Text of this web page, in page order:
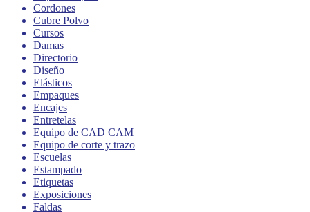
Cordones
Cubre Polvo
Cursos
Damas
Directorio
Diseño
Elásticos
Empaques
Encajes
Entretelas
Equipo de CAD CAM
Equipo de corte y trazo
Escuelas
Estampado
Etiquetas
Exposiciones
Faldas